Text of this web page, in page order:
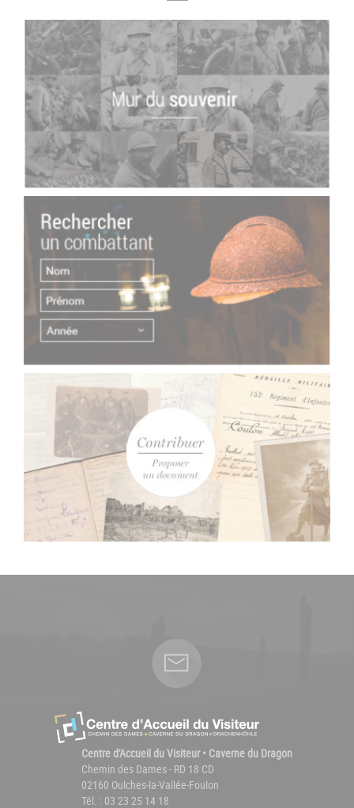
Centre d'Accueil du Visiteur • Caverne du Dragon
Chemin des Dames - RD 18 CD
02160 Oulches-la-Vallée-Foulon
Tél. : 03 23 25 14 18